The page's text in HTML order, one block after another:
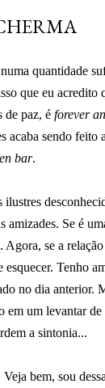
quantidade
que eu acredito
de paz, é forever
acaba sendo feito
bar.
amizades. Se é
se a
Tenho
no dia anterior.
em um levantar
a sintonia...
bem, sou